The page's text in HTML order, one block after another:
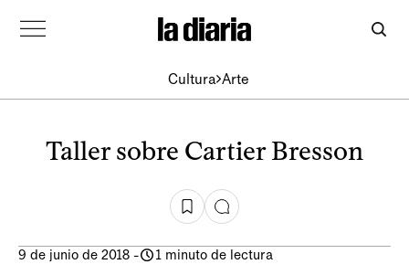
Cultura Arte
Taller sobre Cartier Bresson
9 de junio de 2018 - 1 minuto de lectura